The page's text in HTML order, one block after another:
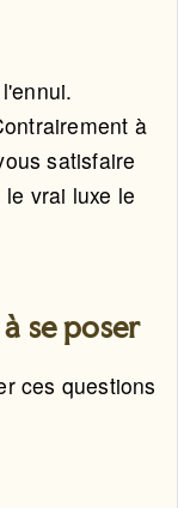
à
satisfaire
vrai luxe le
se poser
ces questions